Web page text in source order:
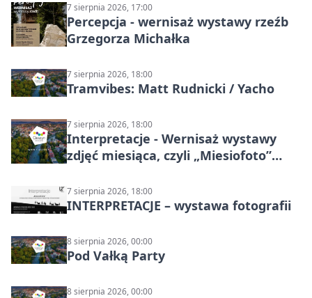
7 sierpnia 2026, 17:00
Percepcja - wernisaż wystawy rzeźb
Grzegorza Michałka
7 sierpnia 2026, 18:00
Tramvibes: Matt Rudnicki / Yacho
7 sierpnia 2026, 18:00
Interpretacje - Wernisaż wystawy
zdjęć miesiąca, czyli „Miesiofoto”
Fotograficznego
7 sierpnia 2026, 18:00
INTERPRETACJE – wystawa fotografii
8 sierpnia 2026, 00:00
Pod Vałką Party
8 sierpnia 2026, 00:00